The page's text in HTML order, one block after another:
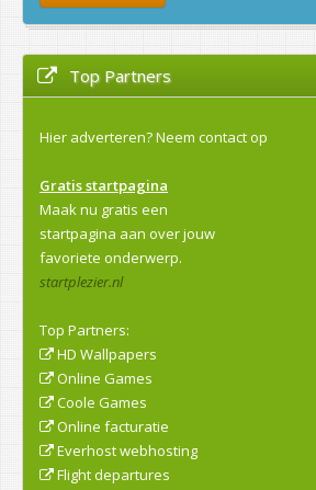
Top Partners
Hier adverteren?Neem contact op
Gratis startpagina
Maak nu gratis een
startpagina aan over jouw
favoriete onderwerp.
startplezier.nl
Top Partners:
HD Wallpapers
Online Games
Coole Games
Online facturatie
Everhost webhosting
Flight departures